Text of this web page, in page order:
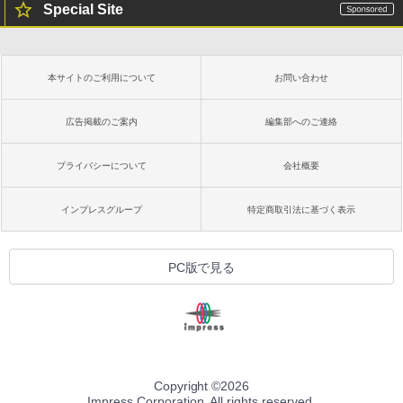
Special Site
本サイトのご利用について お問い合わせ
広告掲載のご案内 編集部へのご連絡
プライバシーについて 会社概要
インプレスグループ 特定商取引法に基づく表示
PC版で見る
Copyright ©2026